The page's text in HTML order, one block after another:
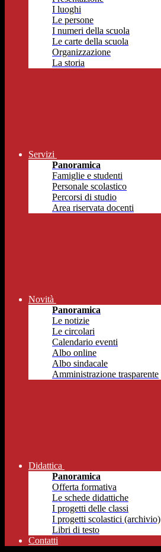
I luoghi
Le persone
I numeri della scuola
Le carte della scuola
Organizzazione
La storia
Servizi
Panoramica
Famiglie e studenti
Personale scolastico
Percorsi di studio
Area riservata docenti
Novità
Panoramica
Le notizie
Le circolari
Calendario eventi
Albo online
Albo sindacale
Amministrazione trasparente
Didattica
Panoramica
Offerta formativa
Le schede didattiche
I progetti delle classi
I progetti scolastici (archivio)
Libri di testo
Contatti